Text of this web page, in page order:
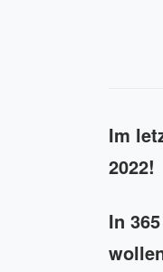
Im
2022!
In